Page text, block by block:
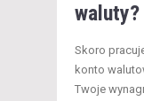
waluty?
Skoro
konto
Twoje